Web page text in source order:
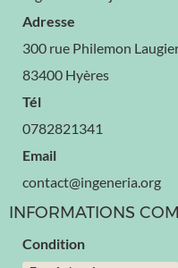
Adresse
300 rue Philemon
83400 Hyères
Tél
0782821341
Email
contact@ingeneria.org
INFORMATIONS
Condition